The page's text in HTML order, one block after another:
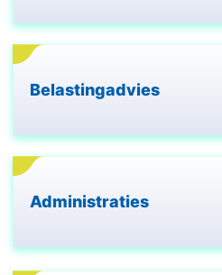
Belastingadvies
Administraties